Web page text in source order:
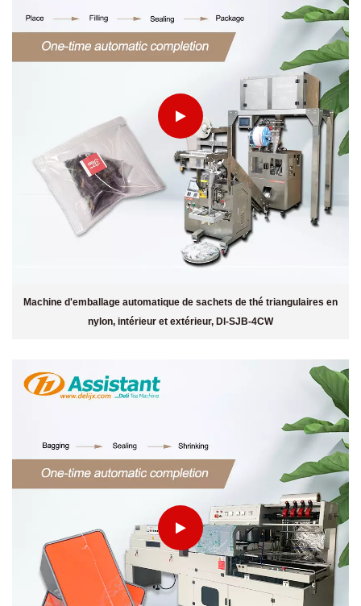
Machine d'emballage automatique de sachets de thé triangulaires en
nylon, intérieur et extérieur, Dl-SJB-4CW